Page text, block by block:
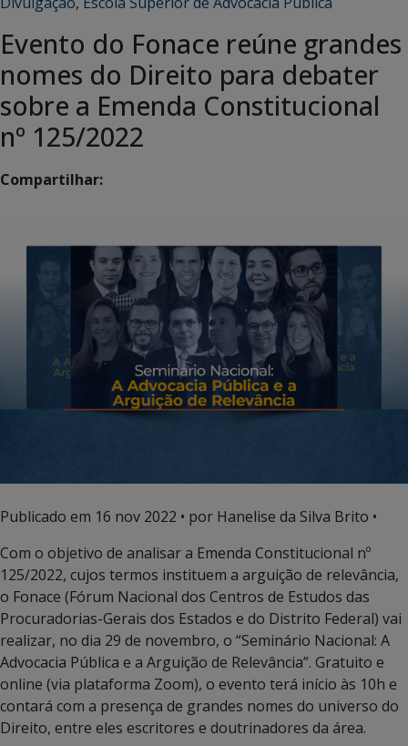
Evento do Fonace reúne grandes
nomes do Direito para debater
sobre a Emenda Constitucional
nº 125/2022
Compartilhar:
Publicado em 16 nov 2022 • por Hanelise da Silva Brito •
Com o objetivo de analisar a Emenda Constitucional nº
125/2022, cujos termos instituem a arguição de relevância,
o Fonace (Fórum Nacional dos Centros de Estudos das
Procuradorias-Gerais dos Estados e do Distrito Federal) vai
realizar, no dia 29 de novembro, o “Seminário Nacional: A
Advocacia Pública e a Arguição de Relevância”. Gratuito e
online (via plataforma Zoom), o evento terá início às 10h e
contará com a presença de grandes nomes do universo do
Direito, entre eles escritores e doutrinadores da área.